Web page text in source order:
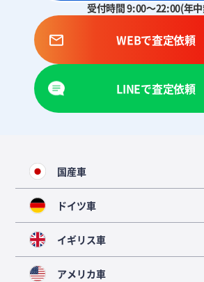
受付時間 9:00～22:00(年
WEBで査定依頼
LINEで査定依頼
国産車
ドイツ車
イギリス車
アメリカ車